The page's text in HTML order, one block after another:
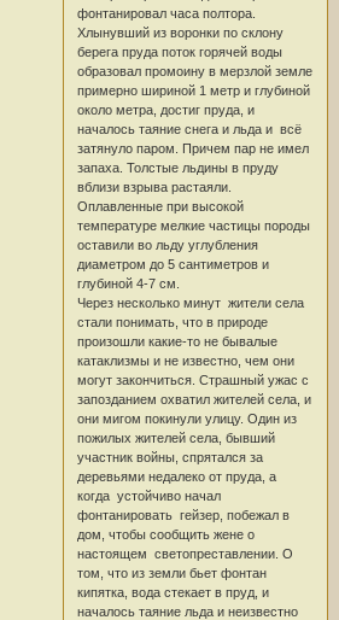
фонтанировал часа полтора.
Хлынувший из воронки по склону
берега пруда поток горячей воды
образовал промоину в мерзлой земле
примерно шириной 1 метр и глубиной
около метра, достиг пруда, и
началось таяние снега и льда и всё
затянуло паром. Причем пар не имел
запаха. Толстые льдины в пруду
вблизи взрыва растаяли.
Оплавленные при высокой
температуре мелкие частицы породы
оставили во льду углубления
диаметром до 5 сантиметров и
глубиной 4-7 см.
Через несколько минут жители села
стали понимать, что в природе
произошли какие-то не бывалые
катаклизмы и не известно, чем они
могут закончиться. Страшный ужас с
запозданием охватил жителей села, и
они мигом покинули улицу. Один из
пожилых жителей села, бывший
участник войны, спрятался за
деревьями недалеко от пруда, а
когда устойчиво начал
фонтанировать гейзер, побежал в
дом, чтобы сообщить жене о
настоящем светопреставлении. О
том, что из земли бьет фонтан
кипятка, вода стекает в пруд, и
началось таяние льда и неизвестно